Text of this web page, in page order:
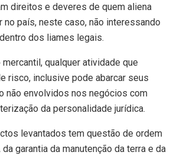
direitos e deveres de quem aliena
no país, neste caso, não interessando
dos liames legais.
qualquer atividade que
risco, inclusive pode abarcar seus
não envolvidos nos negócios com
da personalidade jurídica.
levantados tem questão de ordem
garantia da manutenção da terra e da